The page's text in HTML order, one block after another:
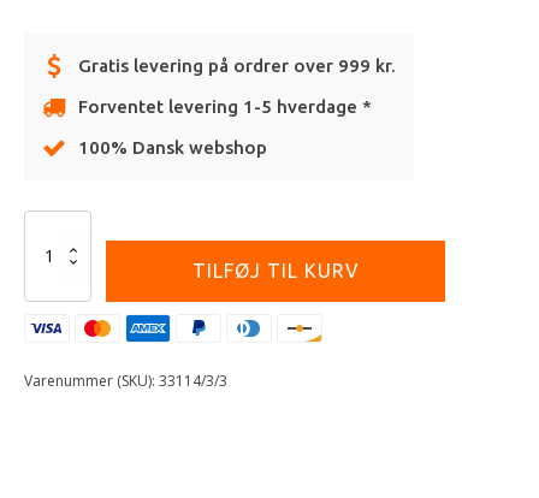
Gratis levering på ordrer over 999 kr.
Forventet levering 1-5 hverdage *
100% Dansk webshop
Wheels
Wheel
140
BLACK
TILFØJ TIL KURV
Varenummer (SKU): 33114/3/3